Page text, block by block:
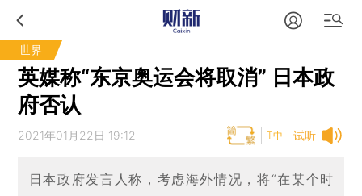
世界
英媒称“东京奥运会将取消” 日本政
府否认
试听
2021年01月22日 19:12 T中
日本政府发言人称，考虑海外情况，将“在某个时